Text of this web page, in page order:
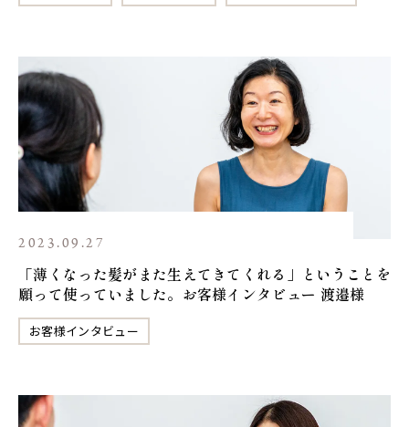
2023.09.27
「薄くなった髪がまた生えてきてくれる」ということを
願って使っていました。お客様インタビュー 渡邉様
お客様インタビュー